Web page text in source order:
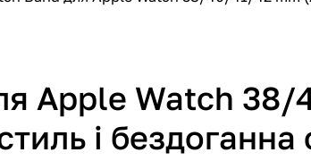
Apple Watch
і бездоганна